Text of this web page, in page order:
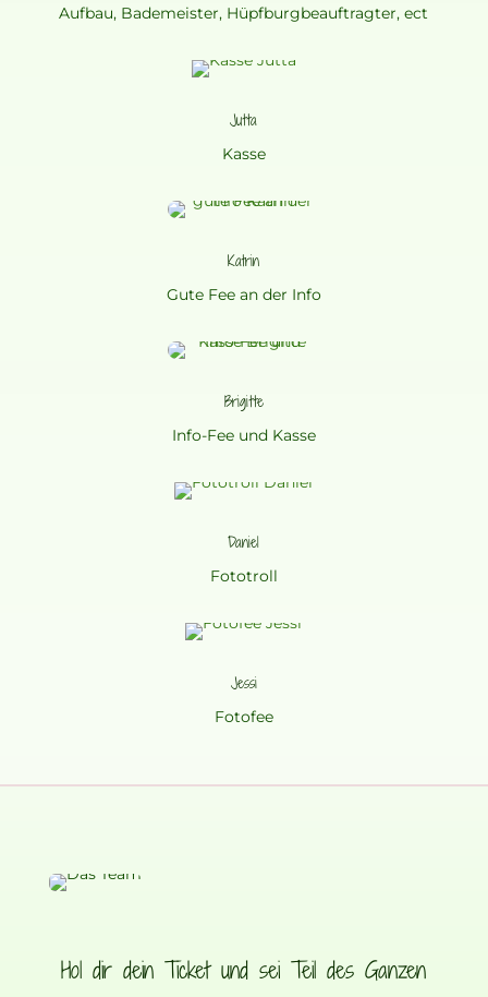
Aufbau, Bademeister, Hüpfburgbeauftragter, ect
Jutta
Kasse
Katrin
Gute Fee an der Info
Brigitte
Info-Fee und Kasse
Daniel
Fototroll
Jessi
Fotofee
Hol dir dein Ticket und sei Teil des Ganzen